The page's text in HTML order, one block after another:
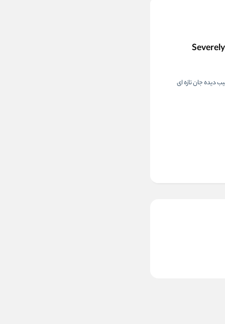
دیده جان تازه ای